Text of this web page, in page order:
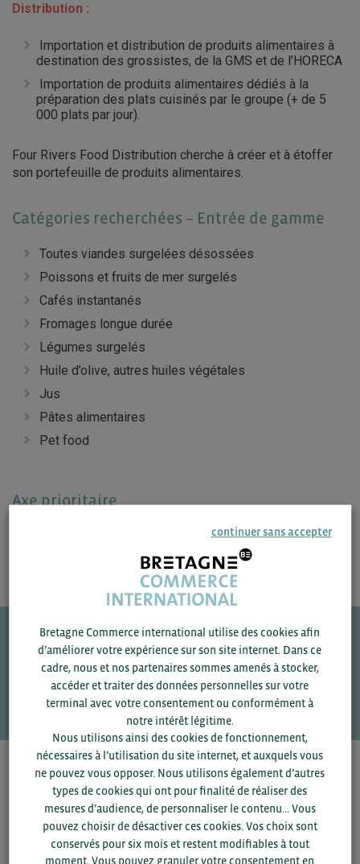
Distribution :
Importation et distribution de produits alimentaires à
destination des grossistes, de la GMS et de l’HORECA
Importation de produits alimentaires dédiés à la
préparation des plats cuisinés par le groupe (+ de 5
000 plats par jour).
Four Rivers Food Distribution cherche à créer et à étoffer
son portefeuille de produits alimentaires.
Catégories recherchées – Entrée de gamme
Toutes viandes surgelées désossées
Poissons et fruits de mer surgelés
Cafés instantanés
Fromages longue durée
Légumes surgelés
Huile d’olive, autres huiles végétales
Jus
Pâtes alimentaires
Pet food
Axe prioritaire
Une question ?
VOS CONTACTS
Pour voir les contacts, merci de renseigner votre
département et votre secteurou connectez-vous.
continuer sans accepter
Bretagne Commerce international utilise des cookies afin
d’améliorer votre expérience sur son site internet. Dans ce
cadre, nous et nos partenaires sommes amenés à stocker,
accéder et traiter des données personnelles sur votre
terminal avec votre consentement ou conformément à
notre intérêt légitime.
Nous utilisons ainsi des cookies de fonctionnement,
nécessaires à l’utilisation du site internet, et auxquels vous
ne pouvez vous opposer. Nous utilisons également d’autres
types de cookies qui ont pour finalité de réaliser des
mesures d’audience, de personnaliser le contenu... Vous
pouvez choisir de désactiver ces cookies. Vos choix sont
conservés pour six mois et restent modifiables à tout
moment. Vous pouvez granuler votre consentement en